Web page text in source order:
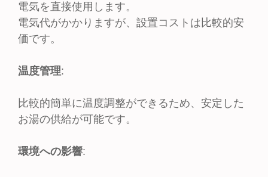
電気を直接使用します。
電気代がかかりますが、設置コストは比較的安
価です。
温度管理:
比較的簡単に温度調整ができるため、安定した
お湯の供給が可能です。
環境への影響: